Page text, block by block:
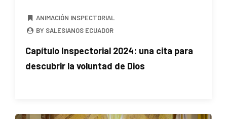
ANIMACIÓN INSPECTORIAL
BY SALESIANOS ECUADOR
Capítulo Inspectorial 2024: una cita para
descubrir la voluntad de Dios